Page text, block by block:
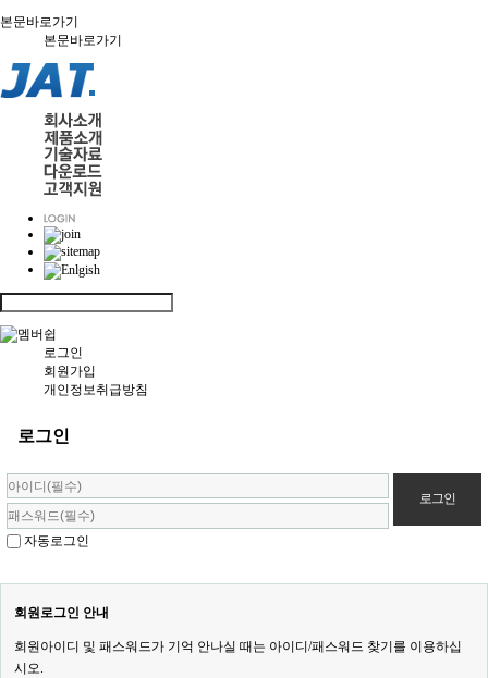
본문바로가기
본문바로가기
로그인
회원가입
개인정보취급방침
로그인
자동로그인
회원로그인 안내
회원아이디 및 패스워드가 기억 안나실 때는 아이디/패스워드 찾기를 이용하십
시오.